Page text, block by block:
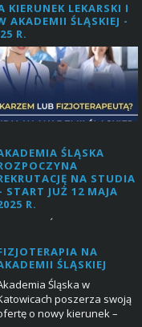
KIERUNEK LEKARSKI I
AKADEMII ŚLĄSKIEJ -
R.
ŚLĄSKA
NA STUDIA
START JUŻ 12 MAJA
R.
Akademia Śląska w
2025/2026. Już od 12
będą mogli zapisywać
NA
ŚLĄSKIEJ
Śląska w
poszerza swoją
o nowy kierunek –